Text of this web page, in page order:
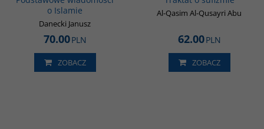
o Islamie
Danecki Janusz
70.00PLN
ZOBACZ
Al-Qasim Al-Qusayri Abu
62.00PLN
ZOBACZ